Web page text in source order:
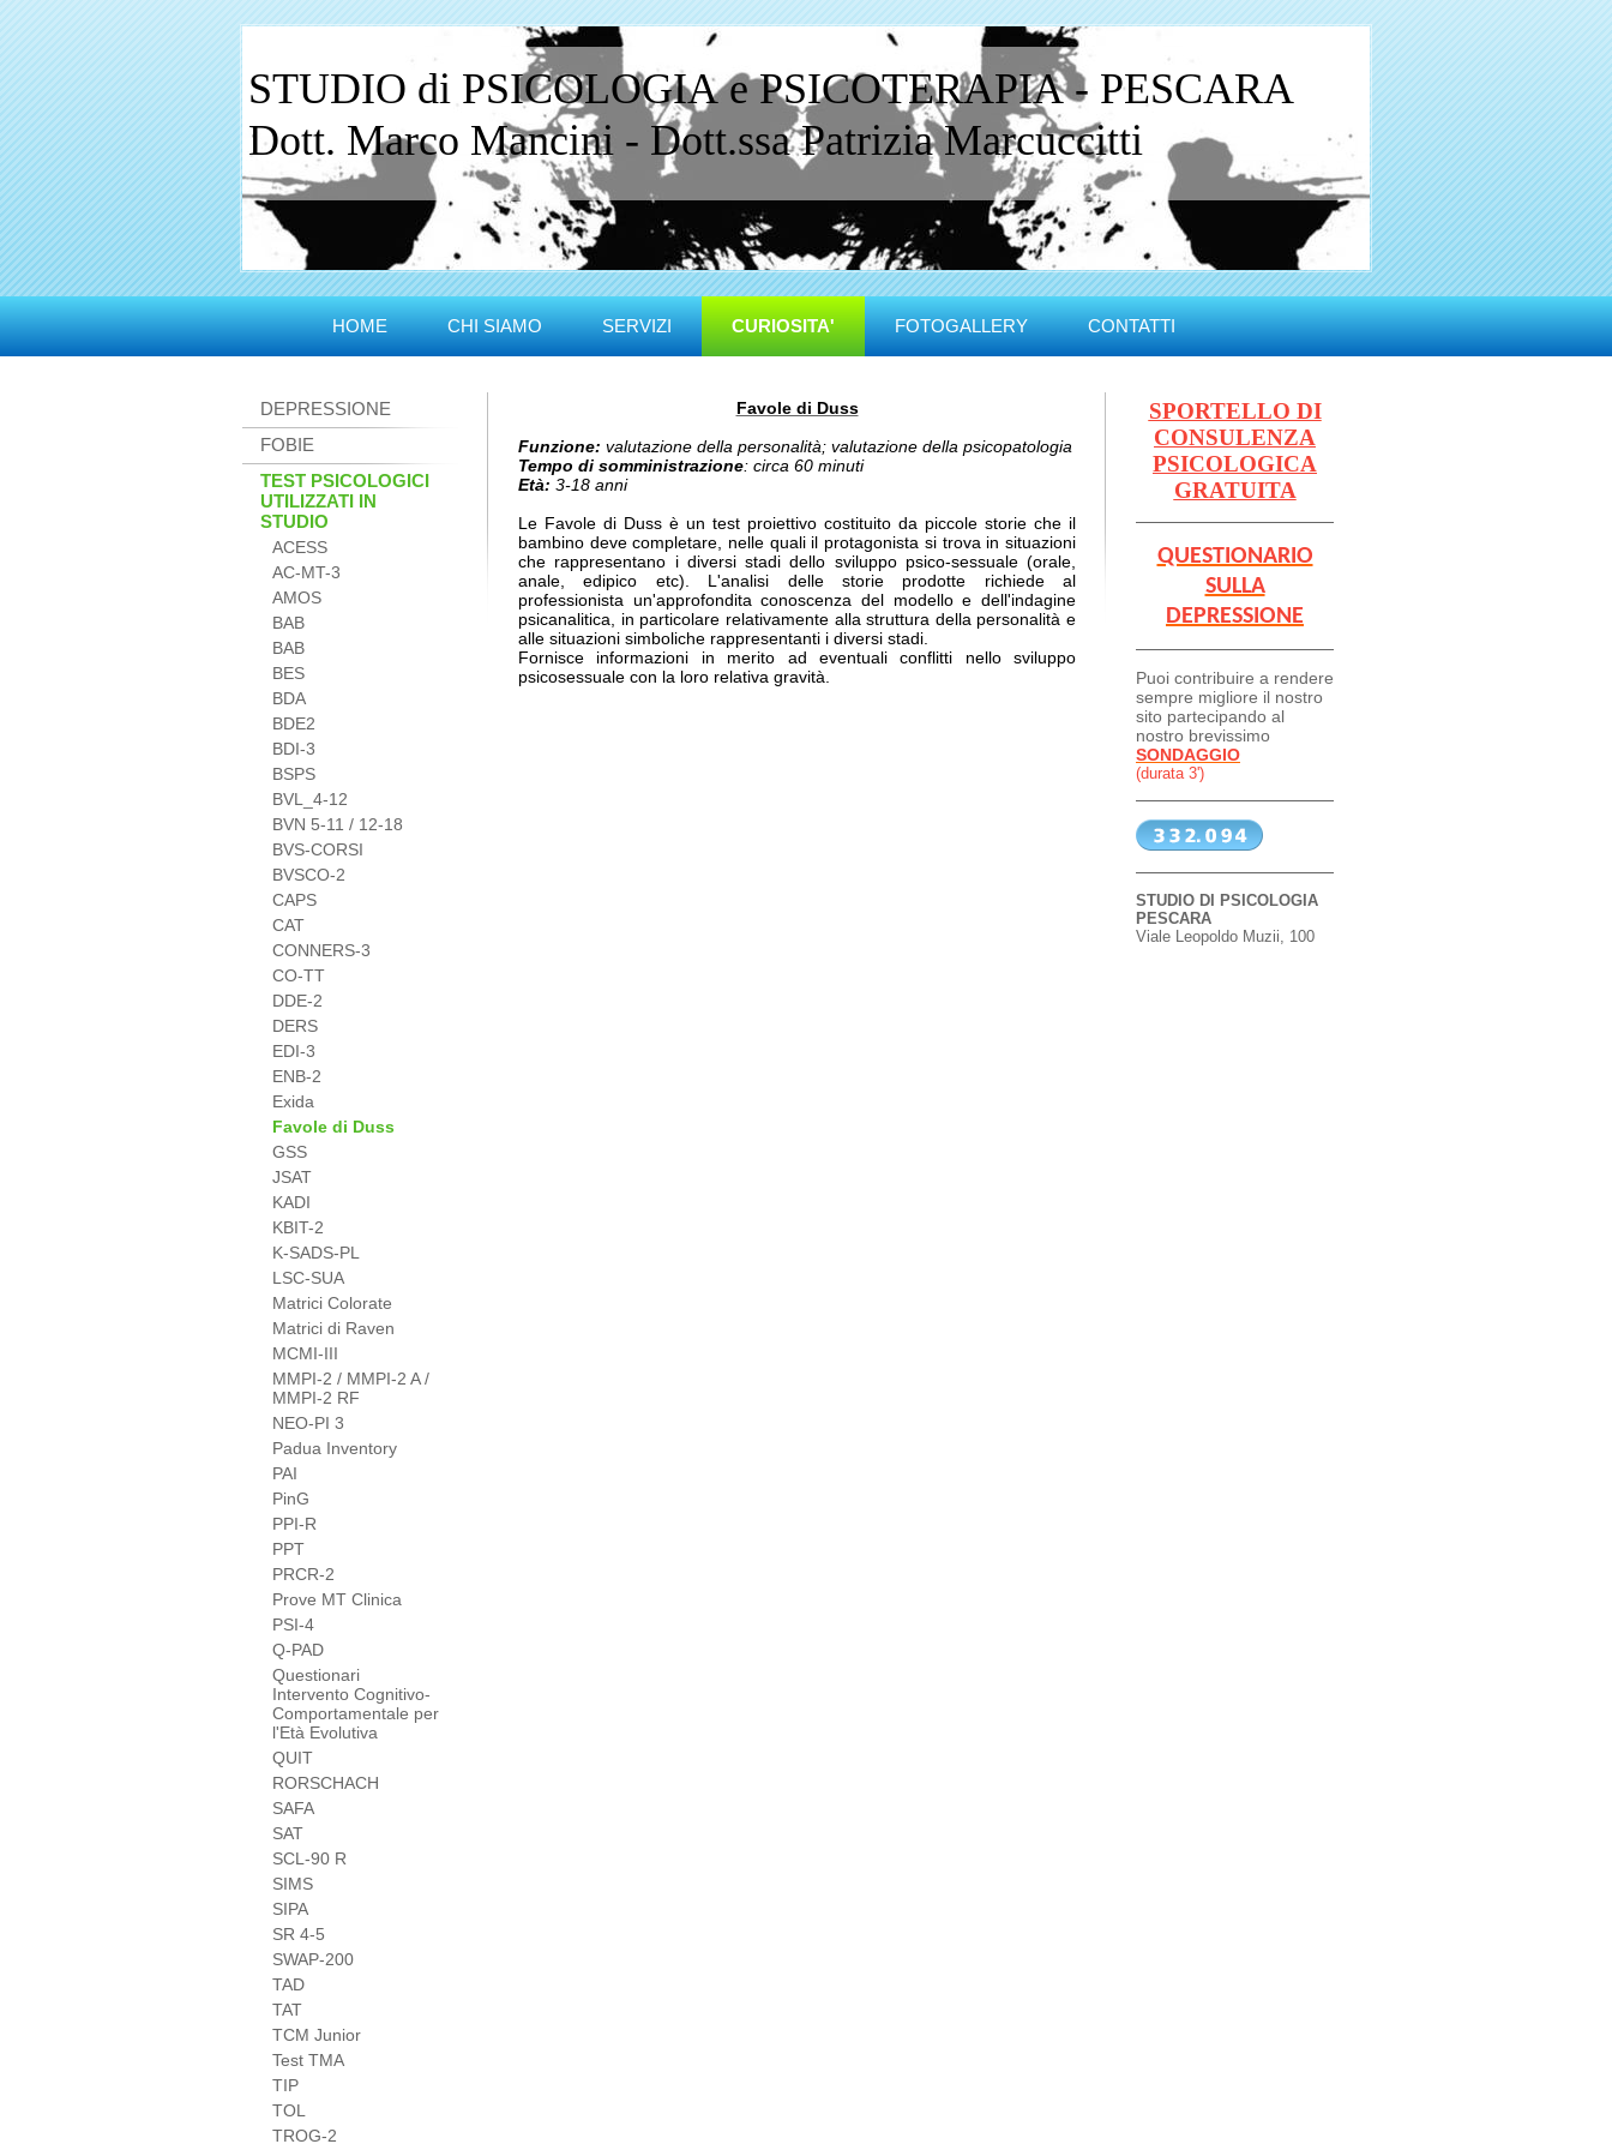
STUDIO di PSICOLOGIA e PSICOTERAPIA - PESCARA
Dott. Marco Mancini - Dott.ssa Patrizia Marcuccitti
HOME CHI SIAMO SERVIZI CURIOSITA' FOTOGALLERY CONTATTI
DEPRESSIONE
FOBIE
TEST PSICOLOGICI
UTILIZZATI IN
STUDIO
ACESS
AC-MT-3
AMOS
BAB
BAB
BES
BDA
BDE2
BDI-3
BSPS
BVL_4-12
BVN 5-11 / 12-18
BVS-CORSI
BVSCO-2
CAPS
CAT
CONNERS-3
CO-TT
DDE-2
DERS
EDI-3
ENB-2
Exida
Favole di Duss
GSS
JSAT
KADI
KBIT-2
K-SADS-PL
LSC-SUA
Matrici Colorate
Matrici di Raven
MCMI-III
MMPI-2 / MMPI-2 A /
MMPI-2 RF
NEO-PI 3
Padua Inventory
PAI
PinG
PPI-R
PPT
PRCR-2
Prove MT Clinica
PSI-4
Q-PAD
Questionari
Intervento Cognitivo-
Comportamentale per
l'Età Evolutiva
QUIT
RORSCHACH
SAFA
SAT
SCL-90 R
SIMS
SIPA
SR 4-5
SWAP-200
TAD
TAT
TCM Junior
Test TMA
TIP
TOL
TROG-2
Favole di Duss
Funzione: valutazione della personalità; valutazione della psicopatologia
Tempo di somministrazione: circa 60 minuti
Età: 3-18 anni
Le Favole di Duss è un test proiettivo costituito da piccole storie che il
bambino deve completare, nelle quali il protagonista si trova in situazioni
che rappresentano i diversi stadi dello sviluppo psico-sessuale (orale,
anale, edipico etc). L'analisi delle storie prodotte richiede al
professionista un'approfondita conoscenza del modello e dell'indagine
psicanalitica, in particolare relativamente alla struttura della personalità e
alle situazioni simboliche rappresentanti i diversi stadi.
Fornisce informazioni in merito ad eventuali conflitti nello sviluppo
psicosessuale con la loro relativa gravità.
SPORTELLO DI
CONSULENZA
PSICOLOGICA
GRATUITA
QUESTIONARIO
SULLA
DEPRESSIONE
Puoi contribuire a rendere
sempre migliore il nostro
sito partecipando al
nostro brevissimo
SONDAGGIO
(durata 3')
STUDIO DI PSICOLOGIA
PESCARA
Viale Leopoldo Muzii, 100